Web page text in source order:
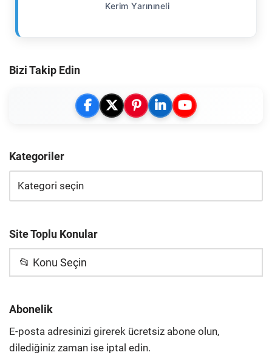
Kerim Yarınıneli
Bizi Takip Edin
Kategoriler
Site Toplu Konular
📂 Konu Seçin
Abonelik
E-posta adresinizi girerek ücretsiz abone olun,
dilediğiniz zaman ise iptal edin.